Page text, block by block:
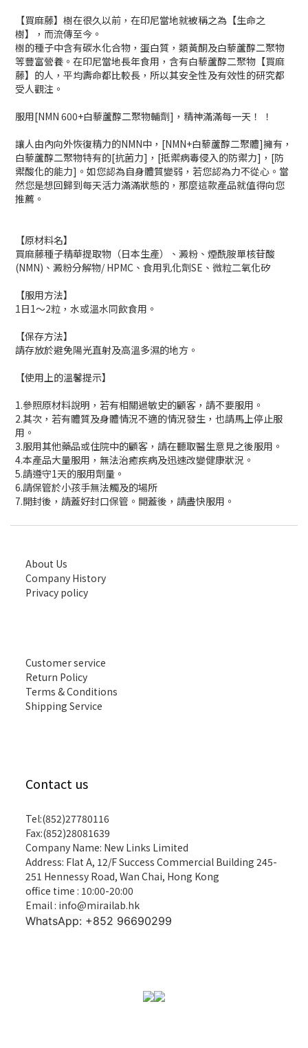
【買麻藤】樹在很久以前，在印尼當地就被稱之為【生命之
樹】，而流傳至今。
樹的種子中含有碳水化合物，蛋白質，類黃酮及白藜蘆醇二聚物
等豐富營養。在印尼當地長年食用，含有白藜蘆醇二聚物【買麻
藤】的人，平均壽命都比較長，所以其安全性及有效性的研究都
受人觀注。
服用[NMN 600+白藜蘆醇二聚物輔劑]，精神滿滿每一天！ ！
讓人由內向外恢復精力的NMN中，[NMN+白藜蘆醇二聚體]擁有，
白藜蘆醇二聚物特有的[抗菌力]，[抵禦病毒侵入的防禦力]，[防
禦酸化的能力]。如您認為自身體質變弱，若您認為力不從心。當
然您是想回歸到每天活力滿滿狀態的，那麼這款產品就值得向您
推薦。
【原材料名】
買麻藤種子精華提取物（日本生產）、澱粉、煙酰胺單核苷酸
(NMN)、澱粉分解物/ HPMC、食用乳化劑SE、微粒二氧化矽
【服用方法】
1日1～2粒，水或溫水同飲食用。
【保存方法】
請存放於避免陽光直射及高溫多濕的地方。
【使用上的溫馨提示】
1.參照原材料說明，若有相關過敏史的顧客，請不要服用。
2.其次，若有體質及身體情況不適的情況發生，也請馬上停止服
用。
3.服用其他藥品或住院中的顧客，請在聽取醫生意見之後服用。
4.本產品大量服用，無法治癒疾病及迅速改變健康狀況。
5.請遵守1天的服用劑量。
6.請保管於小孩手無法觸及的場所
7.開封後，請蓋好封口保管。開蓋後，請盡快服用。
About Us
Company History
Privacy policy
Customer service
Return Policy
Terms & Conditions
Shipping Service
Contact us
Tel:(852)27780116
Fax:(852)28081639
Company Name: New Links Limited
Address: Flat A, 12/F Success Commercial Building 245-
251 Hennessy Road, Wan Chai, Hong Kong
office time : 10:00-20:00
Email : info@mirailab.hk
WhatsApp: +852 96690299